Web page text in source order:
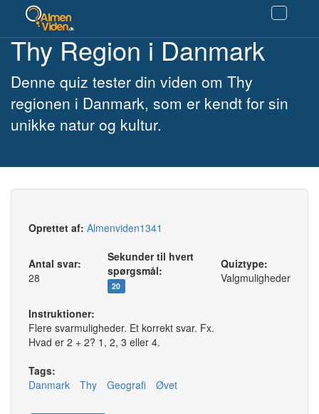
Thy Region i Danmark
Denne quiz tester din viden om Thy
regionen i Danmark, som er kendt for sin
unikke natur og kultur.
Oprettet af: Almenviden1341
Antal svar:
28
Sekunder til hvert
spørgsmål:
20
Quiztype:
Valgmuligheder
Instruktioner:
Flere svarmuligheder. Et korrekt svar. Fx.
Hvad er 2 + 2? 1, 2, 3 eller 4.
Tags:
Danmark
Thy Geografi Øvet